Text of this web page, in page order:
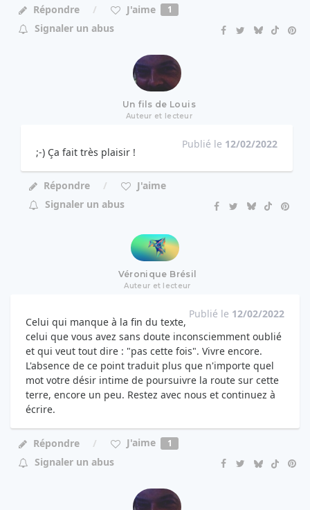
Répondre J'aime 1
Signaler un abus
Un fils de Louis
Auteur et lecteur
Publié le 12/02/2022
;-) Ça fait très plaisir !
Répondre
J'aime
Signaler un abus
Véronique Brésil
Auteur et lecteur
Publié le 12/02/2022
Celui qui manque à la fin du texte,
celui que vous avez sans doute inconsciemment oublié
et qui veut tout dire : "pas cette fois". Vivre encore.
L'absence de ce point traduit plus que n'importe quel
mot votre désir intime de poursuivre la route sur cette
terre, encore un peu. Restez avec nous et continuez à
écrire.
Répondre J'aime 1
Signaler un abus